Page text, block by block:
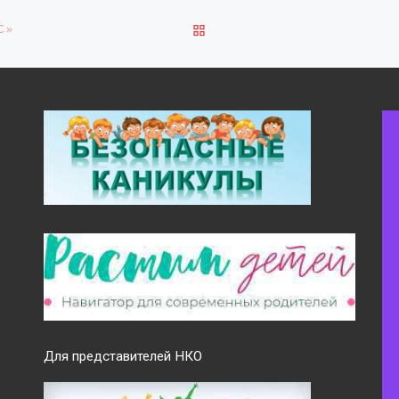
Для представителей НКО